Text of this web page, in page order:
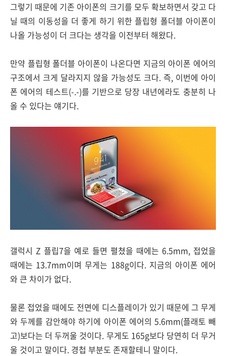
그렇기 때문에 기존 아이폰의 크기를 모두 확보하면서 갖고 다
닐 때의 이동성을 더 좋게 하기 위한 플립형 폴더블 아이폰이
나올 가능성이 더 크다는 생각을 이전부터 해왔다.
만약 플립형 폴더블 아이폰이 나온다면 지금의 아이폰 에어의
구조에서 크게 달라지지 않을 가능성도 크다. 즉, 이번에 아이
폰 에어의 테스트(-.-)를 기반으로 당장 내년에라도 충분히 나
올 수 있다는 얘기다.
갤럭시 Z 플립7을 예로 들면 펼쳤을 때에는 6.5mm, 접었을
때에는 13.7mm이며 무게는 188g이다. 지금의 아이폰 에어
와 큰 차이가 없다.
물론 접었을 때에도 전면에 디스플레이가 있기 때문에 그 무게
와 두께를 감안해야 하기에 아이폰 에어의 5.6mm(플래토 빼
고)보다는 더 두꺼울 것이다. 무게도 165g보다 당연히 더 무거
울 것이고 말이다. 경첩 부분도 존재할테니 말이다.